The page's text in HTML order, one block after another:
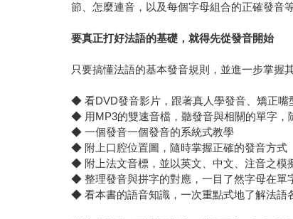
節、怎麼連音，以及每個字母組合的正確發音
要真正打好法語的基礎，就得先從發音開始
只要搞懂法語的基本發音規則，並進一步掌握
◆ 看DVD發音影片，跟著真人學發音、矯正嘴
◆ 用MP3的雙速音檔，聽發音與相關的單字，
◆ 一個發音一個發音的系統式教學
◆ 附上口腔位置圖，隨時掌握正確的發音方式
◆ 附上法文音標，並以英文、中文、注音之模
◆ 整理發音與拼字的對應，一目了然字母在單
◆ 看本書的語音知識，一次重點式地了解法語